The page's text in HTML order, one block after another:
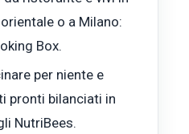
o a Milano:
Box.
per niente e
pronti bilanciati in
NutriBees.